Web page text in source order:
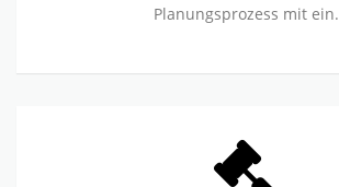
Planungsprozess mit ein.